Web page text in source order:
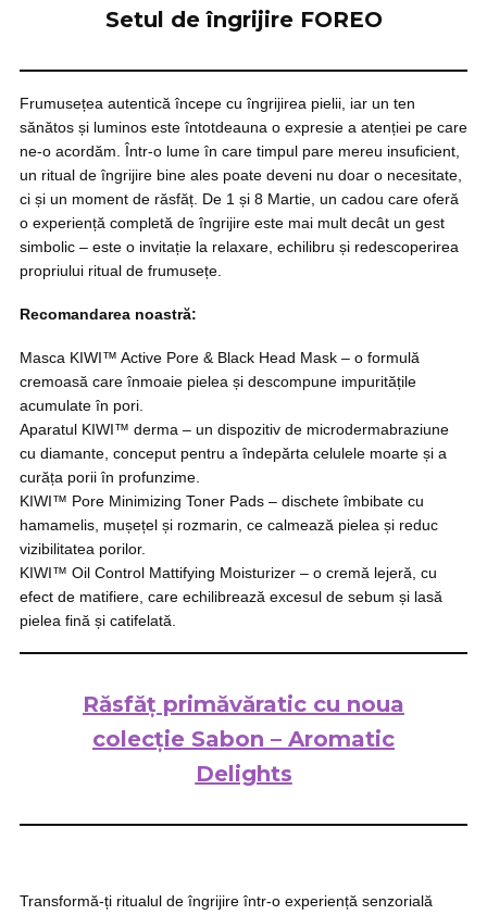
Setul de îngrijire FOREO
Frumusețea autentică începe cu îngrijirea pielii, iar un ten
sănătos și luminos este întotdeauna o expresie a atenției pe care
ne-o acordăm. Într-o lume în care timpul pare mereu insuficient,
un ritual de îngrijire bine ales poate deveni nu doar o necesitate,
ci și un moment de răsfăț. De 1 și 8 Martie, un cadou care oferă
o experiență completă de îngrijire este mai mult decât un gest
simbolic – este o invitație la relaxare, echilibru și redescoperirea
propriului ritual de frumusețe.
Recomandarea noastră:
Masca KIWI™ Active Pore & Black Head Mask – o formulă
cremoasă care înmoaie pielea și descompune impuritățile
acumulate în pori.
Aparatul KIWI™ derma – un dispozitiv de microdermabraziune
cu diamante, conceput pentru a îndepărta celulele moarte și a
curăța porii în profunzime.
KIWI™ Pore Minimizing Toner Pads – dischete îmbibate cu
hamamelis, mușețel și rozmarin, ce calmează pielea și reduc
vizibilitatea porilor.
KIWI™ Oil Control Mattifying Moisturizer – o cremă lejeră, cu
efect de matifiere, care echilibrează excesul de sebum și lasă
pielea fină și catifelată.
Răsfăț primăvăratic cu noua
colecție Sabon – Aromatic
Delights
Transformă-ți ritualul de îngrijire într-o experiență senzorială